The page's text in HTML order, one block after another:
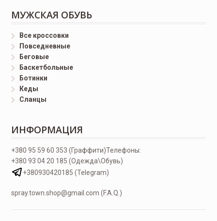
МУЖСКАЯ ОБУВЬ
Все кроссовки
Повседневные
Беговые
Баскетбольные
Ботинки
Кеды
Сланцы
ИНФОРМАЦИЯ
Телефоны:
+380 95 59 60 353 (Граффити)
+380 93 04 20 185 (Одежда\Обувь)
+380930420185 (Telegram)
spray.town.shop@gmail.com (F.A.Q.)